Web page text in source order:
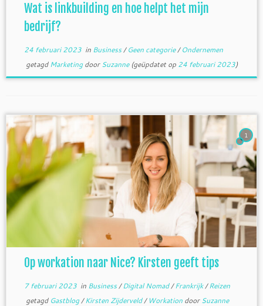
Wat is linkbuilding en hoe helpt het mijn
bedrijf?
24 februari 2023in Business/Geen categorie/Ondernemen
getagdMarketingdoorSuzanne(geüpdatet op 24 februari 2023)
1
Op workation naar Nice? Kirsten geeft tips
7 februari 2023in Business/Digital Nomad/Frankrijk/Reizen
getagd Gastblog/Kirsten Zijderveld/ Workation doorSuzanne